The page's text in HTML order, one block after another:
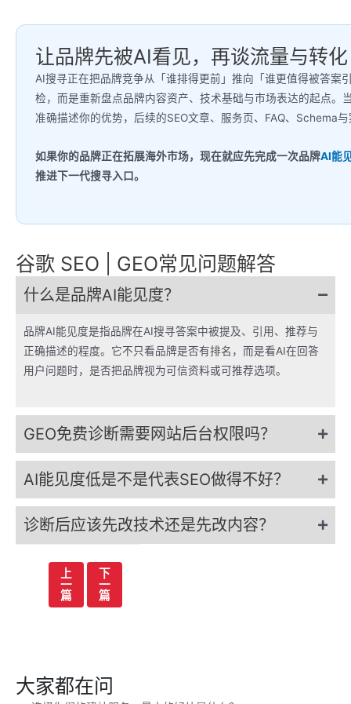
让品牌先被AI看见，再谈流量与转化
AI搜寻正在把品牌竞争从「谁排得更前」推向「谁更值得被答案
检，而是重新盘点品牌内容资产、技术基础与市场表达的起点。
准确描述你的优势，后续的SEO文章、服务页、FAQ、Schema
如果你的品牌正在拓展海外市场，现在就应先完成一次品牌AI能
推进下一代搜寻入口。
谷歌 SEO | GEO常见问题解答
什么是品牌AI能见度？
品牌AI能见度是指品牌在AI搜寻答案中被提及、引用、推荐与
正确描述的程度。它不只看品牌是否有排名，而是看AI在回答
用户问题时，是否把品牌视为可信资料或可推荐选项。
GEO免费诊断需要网站后台权限吗？
AI能见度低是不是代表SEO做得不好？
诊断后应该先改技术还是先改内容？
上
一
篇
下
一
篇
大家都在问